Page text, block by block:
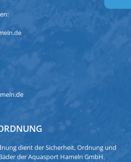
dient der Sicherheit, Ordnung und
der Aquasport Hameln GmbH.